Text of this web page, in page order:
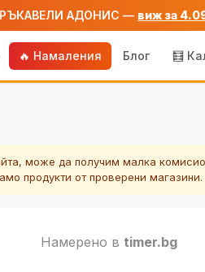
РЪКАВЕЛИ АДОНИС — виж за
🔥 Намаления Блог 🧮
може да получим малка
продукти от проверени магазини.
Намерено в timer.bg